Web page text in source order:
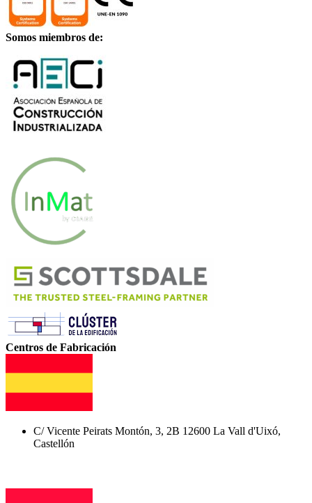
Somos miembros de:
Centros de Fabricación
C/ Vicente Peirats Montón, 3, 2B 12600 La Vall d'Uixó,
Castellón